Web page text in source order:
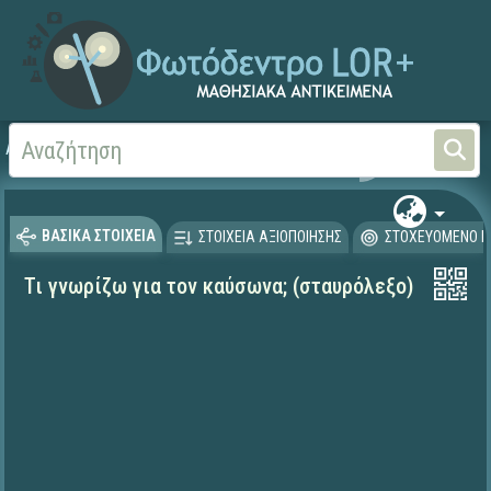
Αρχική ΦΟΡΕΙΣ ΚΑΙ ΠΑΝΕΠΙΣΤΗΜΙΑ Πανεπιστήμιο Ιωαννίνων
ΒΑΣΙΚΑ ΣΤΟΙΧΕΙΑ ΣΤΟΙΧΕΙΑ ΑΞΙΟΠΟΙΗΣΗΣ ΣΤΟΧΕΥΟΜΕΝΟ
Τι γνωρίζω για τον καύσωνα; (σταυρόλεξο)